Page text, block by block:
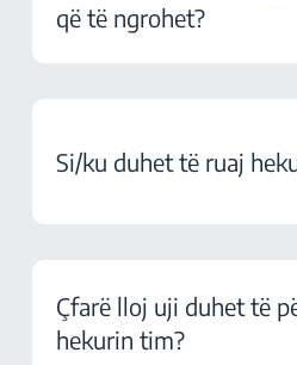
që të ngrohet?
Si/ku duhet të ruaj
Çfarë lloj uji duhet të
hekurin tim?